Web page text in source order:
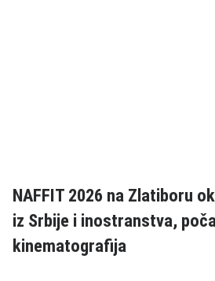
NAFFIT 2026 na Zlatiboru
iz Srbije i inostranstva,
kinematografija